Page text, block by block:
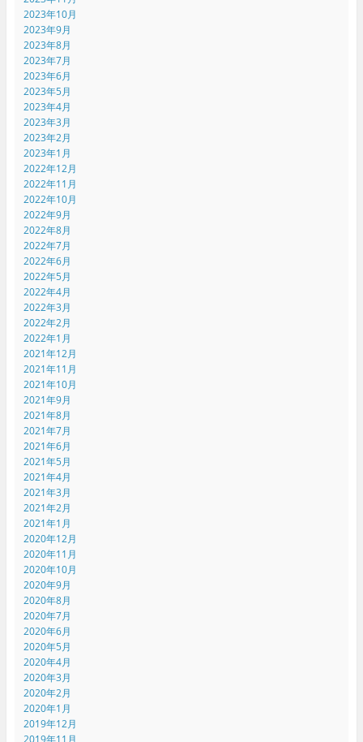
2023年10月
2023年9月
2023年8月
2023年7月
2023年6月
2023年5月
2023年4月
2023年3月
2023年2月
2023年1月
2022年12月
2022年11月
2022年10月
2022年9月
2022年8月
2022年7月
2022年6月
2022年5月
2022年4月
2022年3月
2022年2月
2022年1月
2021年12月
2021年11月
2021年10月
2021年9月
2021年8月
2021年7月
2021年6月
2021年5月
2021年4月
2021年3月
2021年2月
2021年1月
2020年12月
2020年11月
2020年10月
2020年9月
2020年8月
2020年7月
2020年6月
2020年5月
2020年4月
2020年3月
2020年2月
2020年1月
2019年12月